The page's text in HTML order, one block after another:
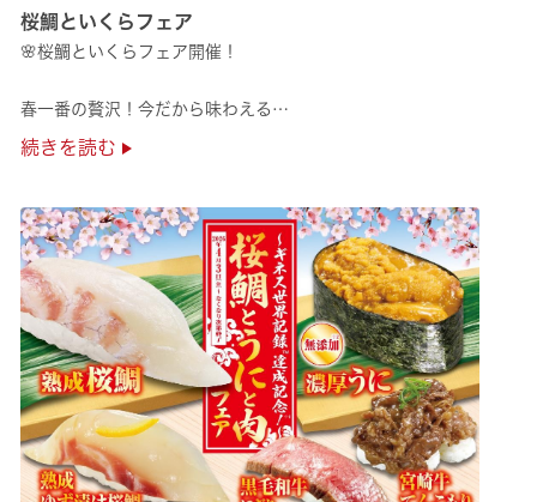
桜鯛といくらフェア
🌸桜鯛といくらフェア開催！
春一番の贅沢！今だから味わえる
旬の旨さの熟成🌸桜鯛と
是非お越しください✨
続きを読む